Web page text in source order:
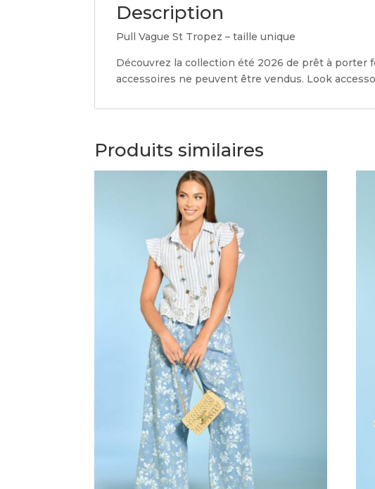
Description
Pull Vague St Tropez – taille unique
Découvrez la collection été 2026 de prêt à porter
accessoires ne peuvent être vendus. Look
Produits similaires